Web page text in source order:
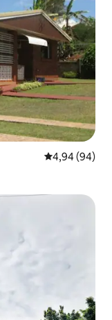
Gemiddelde
4,94 (94)